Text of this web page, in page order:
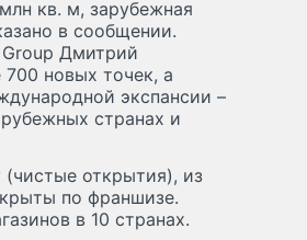
кв. м, зарубежная
в сообщении.
Дмитрий
новых точек, а
экспансии –
странах и
открытия), из
по франшизе.
в 10 странах.